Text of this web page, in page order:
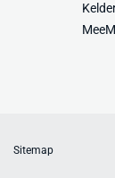
Sitemap